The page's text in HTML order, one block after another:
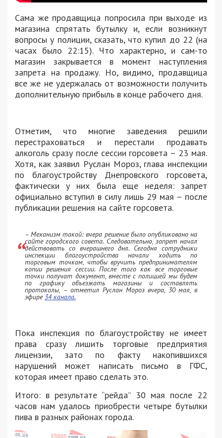
Сама же продавщица попросила при выходе из
магазина спрятать бутылку и, если возникнут
вопросы у полиции, сказать, что купил до 22 (на
часах было 22:15). Что характерно, и сам-то
магазин закрывается в момент наступления
запрета на продажу. Но, видимо, продавщица
все же не удержалась от возможности получить
дополнительную прибыль в конце рабочего дня.
Отметим, что многие заведения решили
перестраховаться и перестали продавать
алкоголь сразу после сессии горсовета – 23 мая.
Хотя, как заявил Руслан Мороз, глава инспекции
по благоустройству Днепровского горсовета,
фактически у них была еще неделя: запрет
официально вступил в силу лишь 29 мая – после
публикации решения на сайте горсовета.
– Механизм такой: вчера решение было опубликовано на
сайте городского совета. Следовательно, запрет начал
действовать со вчерашнего дня. Сегодня сотрудники
инспекции благоустройства начали ходить по
торговым точкам, чтобы вручить предпринимателям
копии решения сессии. После того как все торговые
точки получат документ, вместе с полицией мы будем
по графику объезжать магазины и составлять
протоколы, – отметил Руслан Мороз вчера, 30 мая, в
эфире34 канала.
Пока инспекция по благоустройству не имеет
права сразу лишить торговые предприятия
лицензии, зато по факту накопившихся
нарушений может написать письмо в ГФС,
которая имеет право сделать это.
Итого: в результате “рейда” 30 мая после 22
часов нам удалось приобрести четыре бутылки
пива в разных районах города.